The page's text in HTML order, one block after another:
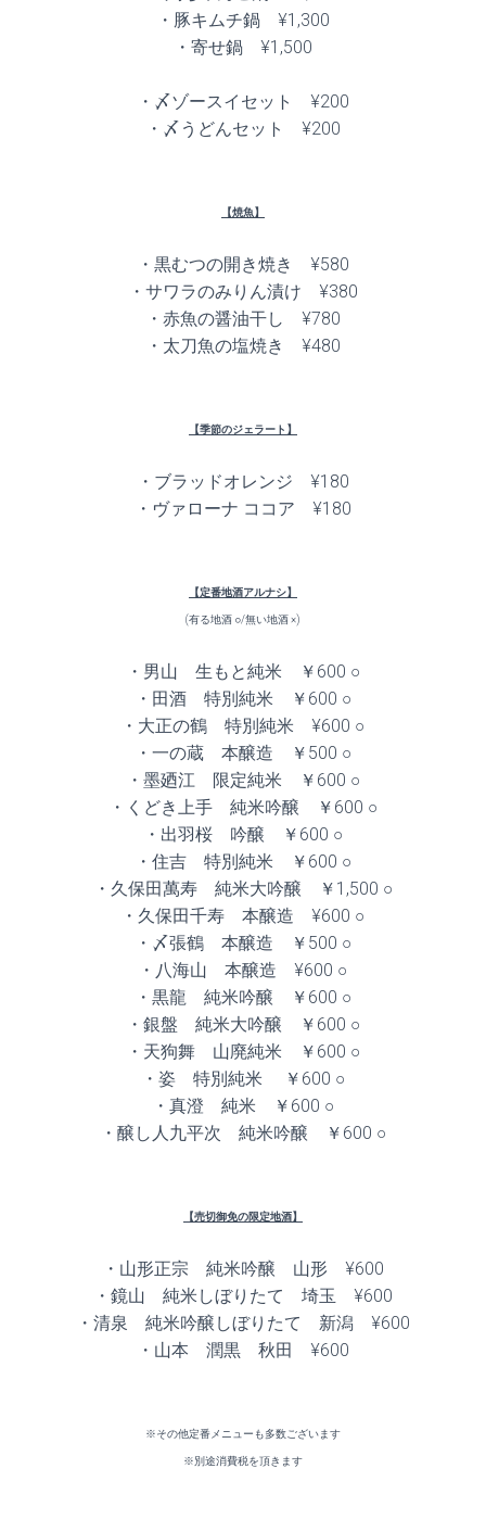
・豚キムチ鍋 ¥1,300
・寄せ鍋 ¥1,500
・〆ゾースイセット ¥200
・〆うどんセット ¥200
【焼魚】
・黒むつの開き焼き ¥580
・サワラのみりん漬け ¥380
・赤魚の醤油干し ¥780
・太刀魚の塩焼き ¥480
【季節のジェラート】
・ブラッドオレンジ ¥180
・ヴァローナ ココア ¥180
【定番地酒アルナシ】
(有る地酒 ○/無い地酒 ×)
・男山 生もと純米 ￥600 ○
・田酒 特別純米 ￥600 ○
・大正の鶴 特別純米 ¥600 ○
・一の蔵 本醸造 ￥500 ○
・墨廼江 限定純米 ￥600 ○
・くどき上手 純米吟醸 ￥600 ○
・出羽桜 吟醸 ￥600 ○
・住吉 特別純米 ￥600 ○
・久保田萬寿 純米大吟醸 ￥1,500 ○
・久保田千寿 本醸造 ¥600 ○
・〆張鶴 本醸造 ￥500 ○
・八海山 本醸造 ¥600 ○
・黒龍 純米吟醸 ￥600 ○
・銀盤 純米大吟醸 ￥600 ○
・天狗舞 山廃純米 ￥600 ○
・姿 特別純米 ￥600 ○
・真澄 純米 ￥600 ○
・醸し人九平次 純米吟醸 ￥600 ○
【売切御免の限定地酒】
・山形正宗 純米吟醸 山形 ¥600
・鏡山 純米しぼりたて 埼玉 ¥600
・清泉 純米吟醸しぼりたて 新潟 ¥600
・山本 潤黒 秋田 ¥600
※その他定番メニューも多数ございます
※別途消費税を頂きます